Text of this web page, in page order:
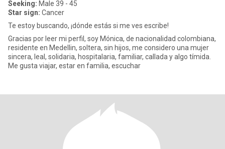
Seeking: Male 39 - 45
Star sign: Cancer
Te estoy buscando, ¡dónde estás si me ves escribe!
Gracias por leer mi perfil, soy Mónica, de nacionalidad colombiana,
residente en Medellin, soltera, sin hijos, me considero una mujer
sincera, leal, solidaria, hospitalaria, familiar, callada y algo tímida.
Me gusta viajar, estar en familia, escuchar